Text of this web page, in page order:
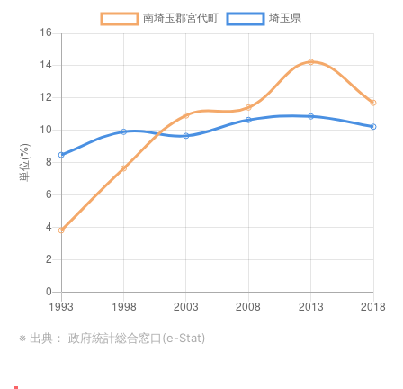
※ 出典： 政府統計総合窓口(e-Stat)